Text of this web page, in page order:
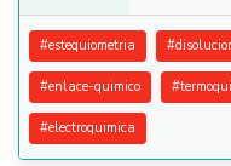
#estequiometria #
#enlace-quimico #
#electroquimica